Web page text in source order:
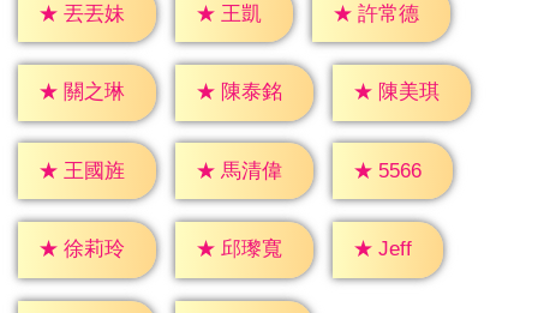
★ 丟丟妹 ★ 王凱 ★ 許常德
★ 關之琳 ★ 陳泰銘 ★ 陳美琪
★ 王國旌 ★ 馬清偉 ★ 5566
★ 徐莉玲 ★ 邱瓈寬 ★ Jeff